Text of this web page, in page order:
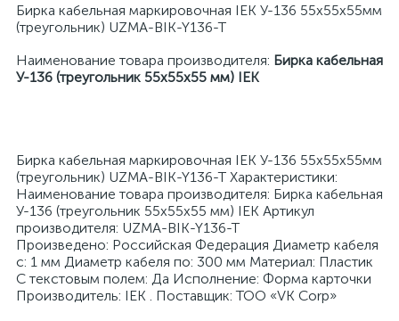
Бирка кабельная маркировочная IEK У-136 55х55х55мм
(треугольник) UZMA-BIK-Y136-T
Наименование товара производителя: Бирка кабельная
У-136 (треугольник 55х55х55 мм) IEK
Бирка кабельная маркировочная IEK У-136 55х55х55мм
(треугольник) UZMA-BIK-Y136-T Характеристики:
Наименование товара производителя: Бирка кабельная
У-136 (треугольник 55х55х55 мм) IEK Артикул
производителя: UZMA-BIK-Y136-T
Произведено: Российская Федерация Диаметр кабеля
с: 1 мм Диаметр кабеля по: 300 мм Материал: Пластик
С текстовым полем: Да Исполнение: Форма карточки
Производитель: IEK . Поставщик: ТОО «VK Corp»